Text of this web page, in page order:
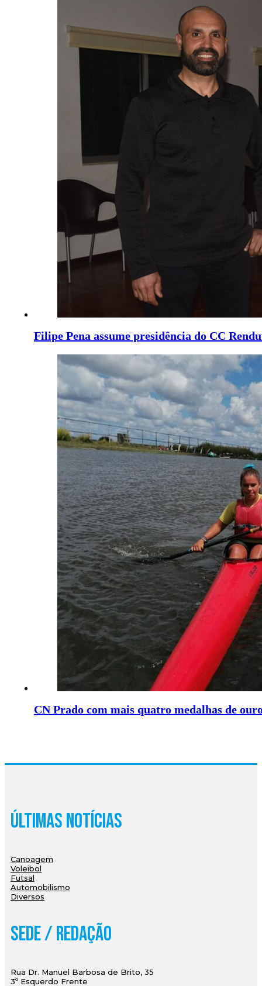
Filipe Pena assume presidência do CC
CN Prado com mais quatro medalhas de
Últimas Notícias
Canoagem
Voleibol
Futsal
Automobilismo
Diversos
Sede / Redação
Rua Dr. Manuel Barbosa de Brito, 35
3º Esquerdo Frente